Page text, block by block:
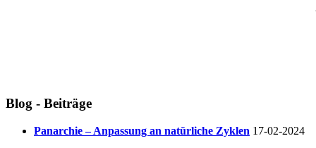
Blog - Beiträge
Panarchie – Anpassung an natürliche Zyklen 17-02-2024